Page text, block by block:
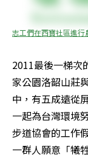
志工們在西寶社區進行
2011最後一梯次
家公園洛韶山莊
中，有五成遠從
一起為台灣環境
步道協會的工作
一群人願意「犧